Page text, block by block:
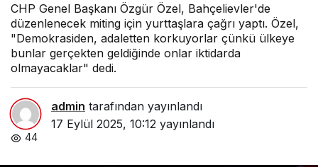
CHP Genel Başkanı Özgür Özel, Bahçelievler'de
düzenlenecek miting için yurttaşlara çağrı yaptı. Özel,
"Demokrasiden, adaletten korkuyorlar çünkü ülkeye
bunlar gerçekten geldiğinde onlar iktidarda
olmayacaklar" dedi.
admin tarafından yayınlandı
17 Eylül 2025, 10:12 yayınlandı
44